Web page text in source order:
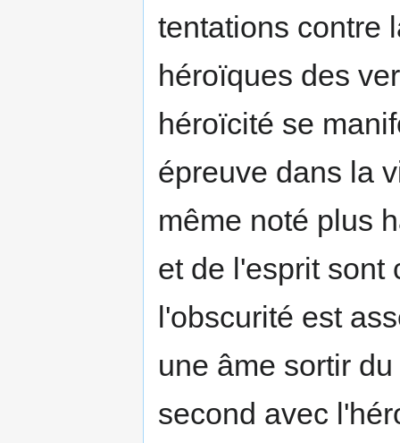
tenta­tions contre
héroïques des
héroïcité se
épreuve dans la
même noté plus
et de l'esprit sont
l'obscurité est
une âme sortir
second avec